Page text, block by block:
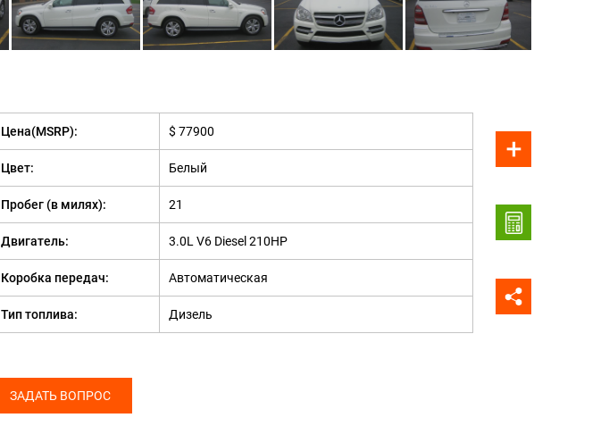
Цена(MSRP): $ 77900
Цвет: Белый
Пробег (в милях): 21
Двигатель: 3.0L V6 Diesel 210HP
Коробка передач: Автоматическая
Тип топлива: Дизель
ЗАДАТЬ ВОПРОС